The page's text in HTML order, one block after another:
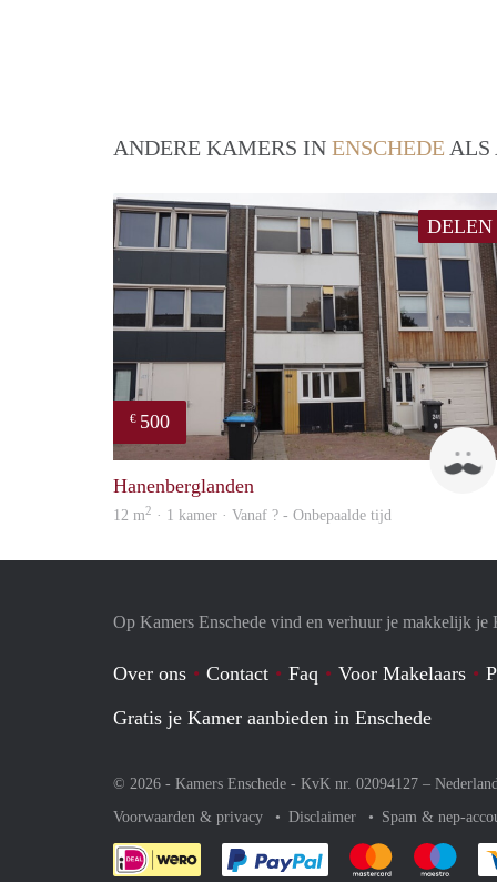
ANDERE KAMERS IN ENSCHEDE ALS
DELEN
€ 500
Hanenberglanden
12 m2 · 1 kamer · Vanaf ? - Onbepaalde tijd
Op Kamers Enschede vind en verhuur je makkelijk je
Over ons Contact Faq Voor Makelaars
Gratis je Kamer aanbieden in Enschede
© 2026 - Kamers Enschede - KvK nr. 02094127 –
Voorwaarden & privacy
Disclaimer Spam & nep-
Je rekent gemakkelijk af
Je rekent Je